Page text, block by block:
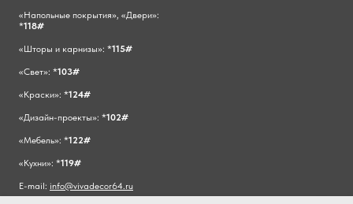
«Напольные покрытия», «Двери»:
*118#
«Шторы и карнизы»: *115#
«Свет»: *103#
«Краски»: *124#
«Дизайн-проекты»: *102#
«Мебель»: *122#
«Кухни»: *119#
E-mail: info@vivadecor64.ru